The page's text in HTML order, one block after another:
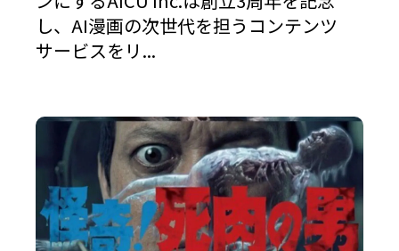
し、AI漫画の次世代を担うコンテンツ
サービスをリ...